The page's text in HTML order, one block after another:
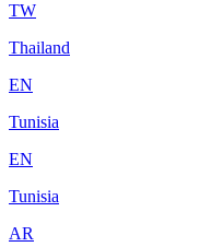
TW
Thailand
EN
Tunisia
EN
Tunisia
AR